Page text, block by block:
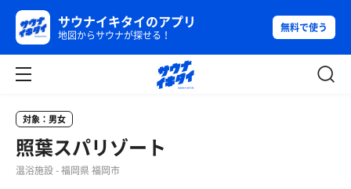
サウナイキタイのアプリ
地図からサウナが探せる！
無料で使う
対象：男女
照葉スパリゾート
温浴施設 - 福岡県 福岡市